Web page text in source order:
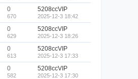
0
670
5208ccVIP
2025-12-3 18:42
0
629
5208ccVIP
2025-12-3 18:26
0
613
5208ccVIP
2025-12-3 17:33
0
582
5208ccVIP
2025-12-3 17:30